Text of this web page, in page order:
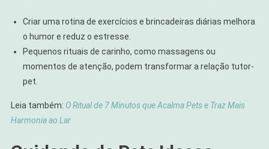
Criar uma rotina de exercícios e brincadeiras diárias melhora
o humor e reduz o estresse.
Pequenos rituais de carinho, como massagens ou
momentos de atenção, podem transformar a relação tutor-
pet.
Leia também: O Ritual de 7 Minutos que Acalma Pets e Traz Mais
Harmonia ao Lar